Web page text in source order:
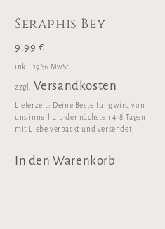
Seraphis Bey
9,99 €
inkl. 19 % MwSt.
zzgl. Versandkosten
Lieferzeit: Deine Bestellung wird von
uns innerhalb der nächsten 4-8 Tagen
mit Liebe verpackt und versendet!
In den Warenkorb